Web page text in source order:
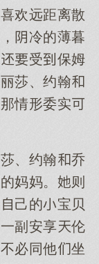
欢远距离散
冷的薄暮
受保姆
莎、约翰
情形委实
、约翰乔
妈妈。则
己的宝贝
副安享伦
必同他坐